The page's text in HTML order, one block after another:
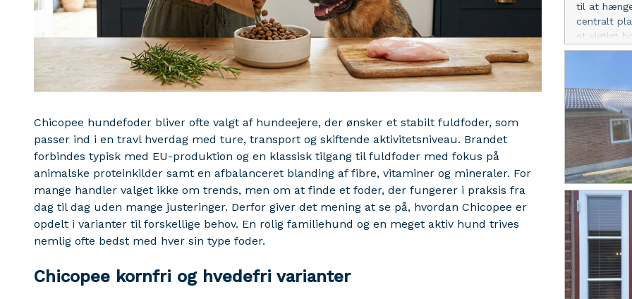
Chicopee hundefoder bliver ofte valgt af hundeejere, der ønsker et stabilt fuldfoder, som
passer ind i en travl hverdag med ture, transport og skiftende aktivitetsniveau. Brandet
forbindes typisk med EU-produktion og en klassisk tilgang til fuldfoder med fokus på
animalske proteinkilder samt en afbalanceret blanding af fibre, vitaminer og mineraler. For
mange handler valget ikke om trends, men om at finde et foder, der fungerer i praksis fra
dag til dag uden mange justeringer. Derfor giver det mening at se på, hvordan Chicopee er
opdelt i varianter til forskellige behov. En rolig familiehund og en meget aktiv hund trives
nemlig ofte bedst med hver sin type foder.
Chicopee kornfri og hvedefri varianter
til at
centralt
et vigtigt
tydelig
pendlere
mulighed
på at
blandt
kan
en centralt
vurdering